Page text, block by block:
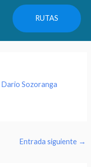
RUTAS
Dario Sozoranga
Entrada siguiente →